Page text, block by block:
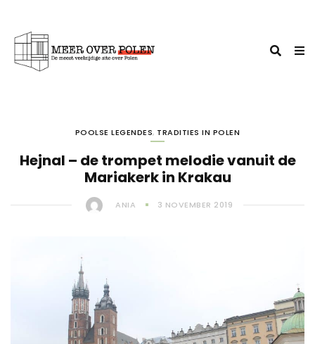
POOLSE LEGENDES, TRADITIES IN POLEN
Hejnal – de trompet melodie vanuit de
Mariakerk in Krakau
ANIA 3 NOVEMBER 2019